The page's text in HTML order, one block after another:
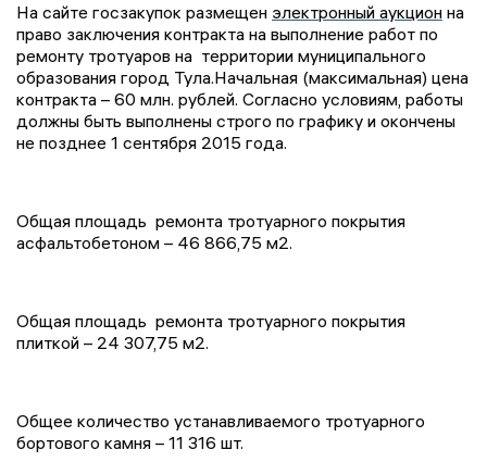
На сайте госзакупок размещен электронный аукцион на
право заключения контракта на выполнение работ по
ремонту тротуаров на территории муниципального
образования город Тула.Начальная (максимальная) цена
контракта – 60 млн. рублей. Согласно условиям, работы
должны быть выполнены строго по графику и окончены
не позднее 1 сентября 2015 года.
Общая площадь ремонта тротуарного покрытия
асфальтобетоном – 46 866,75 м2.
Общая площадь ремонта тротуарного покрытия
плиткой – 24 307,75 м2.
Общее количество устанавливаемого тротуарного
бортового камня – 11 316 шт.